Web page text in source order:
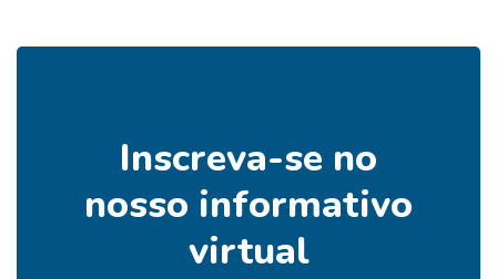
Inscreva-se no
nosso informativo
virtual